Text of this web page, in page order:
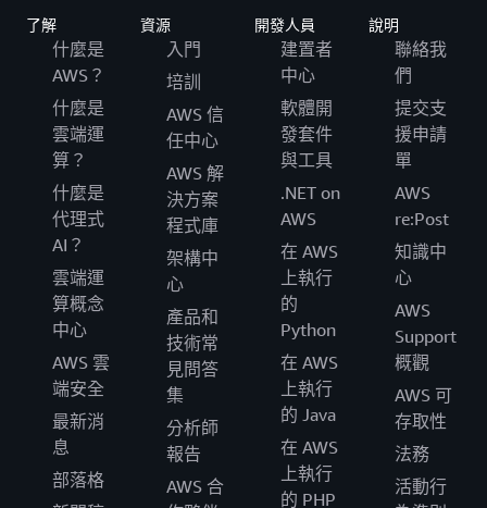
營運效率是這項技術的主要優勢。生成式 AI 可自動
化內容建立、資料分析和客戶互動等任務，從而優化
效能，並讓員工有時間處理程序中的其他任務。
創新、智慧的生成式 AI 提供了獨特的機會。它能夠
從複雜的資料中提取相關內容，帶來新的洞察，從而
協助執行長針對幾乎任何主題制定更明智的策略。這
種新的預測性分析水準可揭露原本可能未被發現或忽
略的趨勢和模式。
此外，生成式 AI 可支援聊天機器人提供個人化、高
效的客戶介面，來顯著增強客戶體驗，而不會超出員
工資源或頻寬。
務必要注意，隨著生成式 AI 的演進，執行長應尋求
實作強大的治理框架和控制，藉此來認可和解決許多
道德考量、資料隱私權問題及潛在濫用情況。 閱讀
計畫，協助簡化營運，同時改善整體效率。
決策：
生成式 AI 在預測性分析方面的實力可為企
業提供更有信心的決策工具。透過篩選複雜的資
料集，它可識別通常超出人類能力的模式和趨
勢。這讓企業能夠做出更主動的資料驅動型決
策，加強戰略性規劃，以及促進創新。
客戶參與：
生成式 AI 支援可提供個人化互動和故
障診斷的 AI 技術聊天機器人，藉此增強客戶體
驗。
創新和提升技能：與 AWS 開發人員中心
提供創新
資源非常類似，生成式 AI 可激發創造力，提供獨
特的洞察和預測模型來啟發新的解決方案。此外
還鼓勵持續學習和技能提升文化，這對於快速發
展的技術環境至關重要。
藉由自動化某些程序並減少對手動工
作的依賴，從長遠來看，生成式 AI 可大幅節省成
您的組織應考量下列步驟，以準備實作生成式 AI：
了解技術： 組織必須首先掌握 生成式 AI 是什麼 ，
以及它可實現其獨特業務目標的具體方式。與 AI
專家互動、參加研討會，或使用 AWS 開發人員中
心等平台進一步加深理解。
評估需求和目標：定義實作生成式 AI 的明確目標
至關重要。無論是透過 AI 驅動的聊天機器人來增
強客戶服務，還是自動化內容建立，設定特定目
標都有助於選擇合適的工具和模型。
投資於基礎設施和技能： 支援 AI 模型和
資料信任
的強大技術基礎設施至關重要。
雲端解決方案與
AWS 提供的解決方案一樣， 在此階段非常重要。
此外，投資於員工培訓以發展相關技能，可以營
造善用生成式 AI 功能的現成環境。
合規與道德考量：
建立道德使用、隱私權和遵守
法規的準則不容忽視。這涉及建立可管控資料處
了解
什麼是
AWS？
什麼是
雲端運
算？
什麼是
代理式
AI？
雲端運
算概念
中心
AWS 雲
端安全
最新消
息
部落格
資源
入門
培訓
AWS 信
任中心
AWS 解
決方案
程式庫
架構中
心
產品和
技術常
見問答
集
分析師
報告
AWS 合
開發人員
建置者
中心
軟體開
發套件
與工具
.NET on
AWS
在 AWS
上執行
的
Python
在 AWS
上執行
的 Java
在 AWS
上執行
的 PHP
說明
聯絡我
們
提交支
援申請
單
AWS
re:Post
知識中
心
AWS
Support
概觀
AWS 可
存取性
法務
活動行